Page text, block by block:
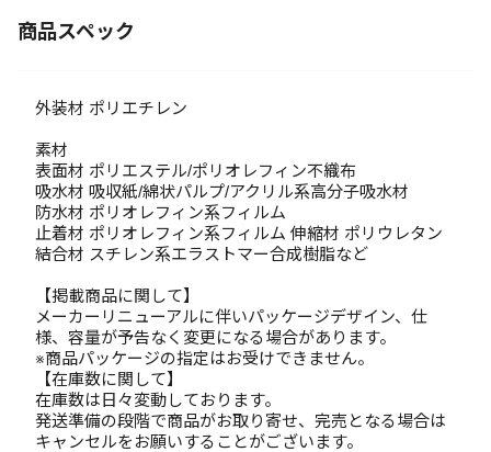
商品スペック
外装材 ポリエチレン
素材
表面材 ポリエステル/ポリオレフィン不織布
吸水材 吸収紙/綿状パルプ/アクリル系高分子吸水材
防水材 ポリオレフィン系フィルム
止着材 ポリオレフィン系フィルム 伸縮材 ポリウレタン
結合材 スチレン系エラストマー合成樹脂など
【掲載商品に関して】
メーカーリニューアルに伴いパッケージデザイン、仕
様、容量が予告なく変更になる場合があります。
※商品パッケージの指定はお受けできません。
【在庫数に関して】
在庫数は日々変動しております。
発送準備の段階で商品がお取り寄せ、完売となる場合は
キャンセルをお願いすることがございます。